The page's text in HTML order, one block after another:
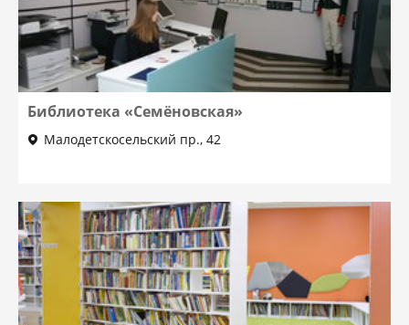
Библиотека «Семёновская»
Малодетскосельский пр., 42